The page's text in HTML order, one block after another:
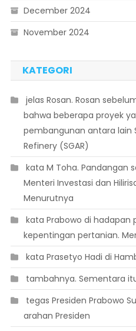
December 2024
November 2024
KATEGORI
 jelas Rosan. Rosan
bahwa beberapa proyek
pembangunan antara lain
Refinery (SGAR)
 kata M Toha.
Menteri Investasi dan
Menurutnya
 kata Prabowo di
kepentingan pertanian.
 kata Prasetyo Hadi di
 tambahnya. Sementara
 tegas Presiden Prabowo
arahan Presiden